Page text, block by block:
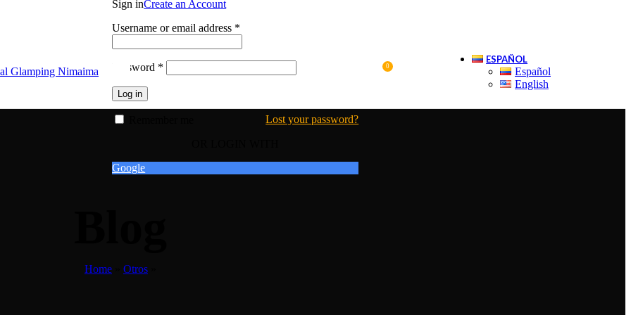
Sign inCreate an Account
Username or email address *
Password *
Log in
Lost your password?
Google
0
ESPAÑOL
Español
English
Home Otros